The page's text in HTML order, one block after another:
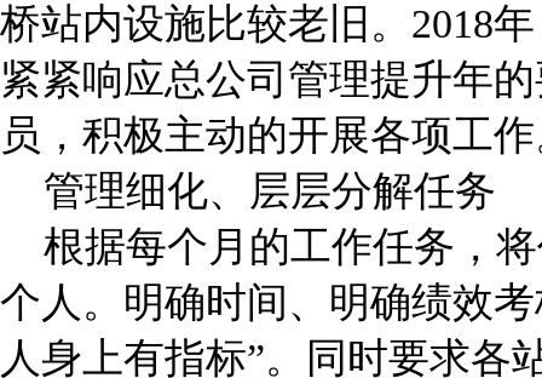
桥站内设施比较老旧。2018
紧紧响应总公司管理提升年
员，积极主动的开展各项工
管理细化、层层分解任务
根据每个月的工作任务，
个人。明确时间、明确绩效
人身上有指标”。同时要求各